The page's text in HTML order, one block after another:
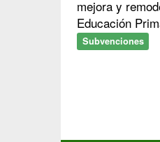
mejora y
Educación
Subvenciones